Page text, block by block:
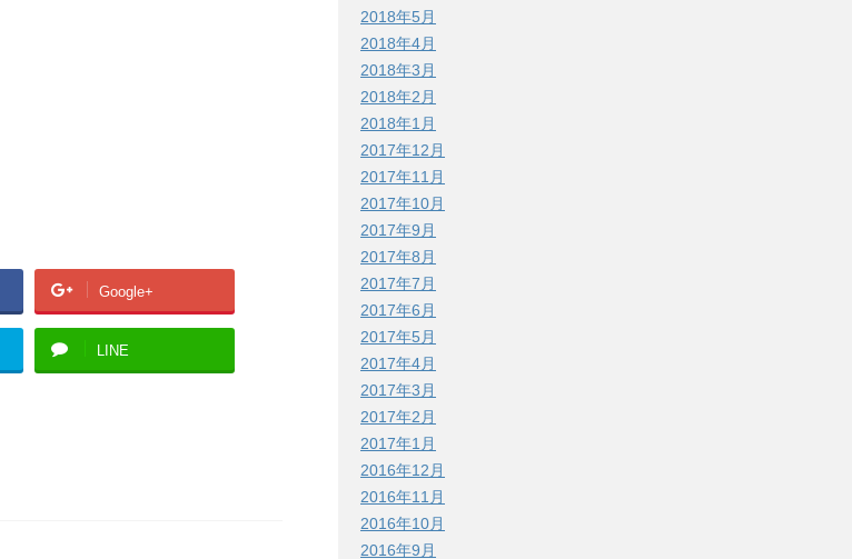
Google+
LINE
2018年5月
2018年4月
2018年3月
2018年2月
2018年1月
2017年12月
2017年11月
2017年10月
2017年9月
2017年8月
2017年7月
2017年6月
2017年5月
2017年4月
2017年3月
2017年2月
2017年1月
2016年12月
2016年11月
2016年10月
2016年9月